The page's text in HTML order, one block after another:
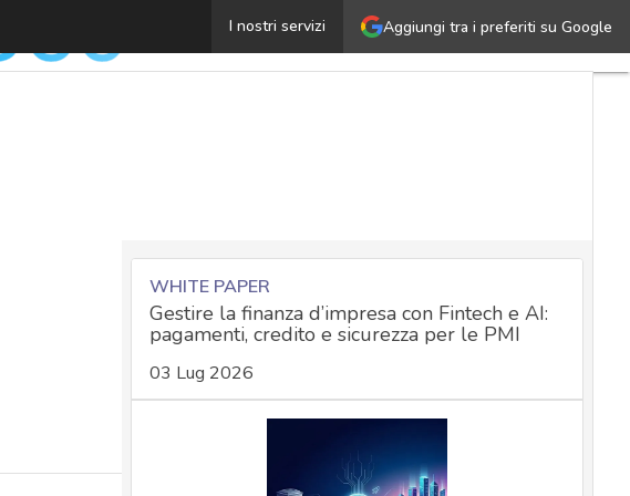
Aggiungi tra i preferiti su Google
I nostri servizi
La gestione dei dati personali nella Pubblica
WHITE PAPER
Gestire la finanza d’impresa con Fintech e AI:
pagamenti, credito e sicurezza per le PMI
03 Lug 2026